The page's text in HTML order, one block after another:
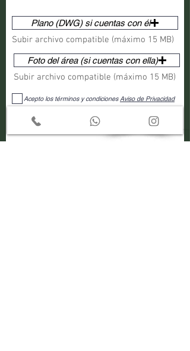
Plano (DWG) si cuentas con él
Subir archivo compatible (máximo 15 MB)
Foto del área (si cuentas con ella)
Subir archivo compatible (máximo 15 MB)
Acepto los términos y condiciones Aviso de Privacidad
Enviar